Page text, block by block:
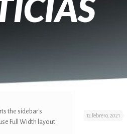
12 febrero, 2021
the sidebar's
Full Width layout.